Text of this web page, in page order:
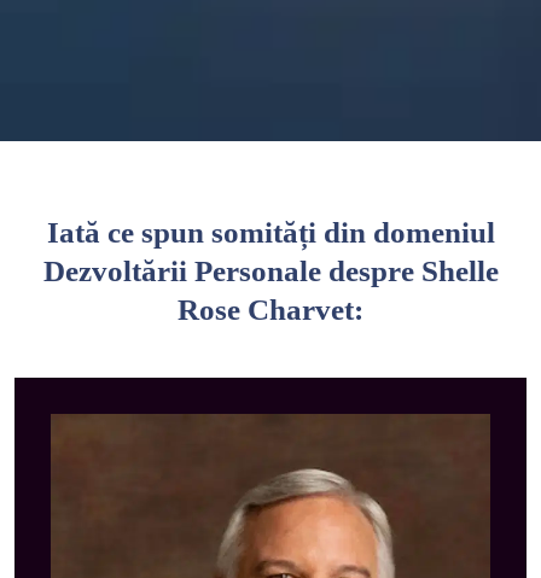
Iată ce spun somități din domeniul
Dezvoltării Personale despre Shelle
Rose Charvet: